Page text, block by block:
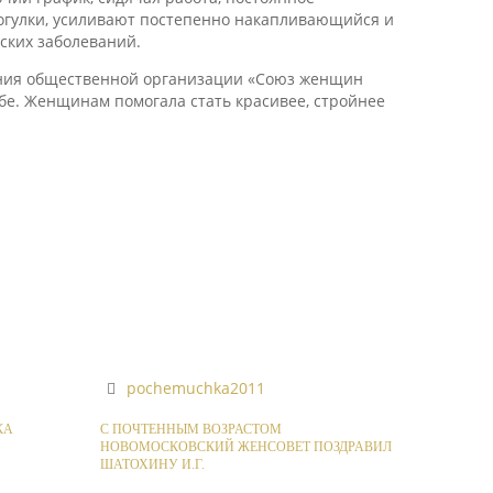
усиливают постепенно накапливающийся и
заболеваний.
общественной организации «Союз женщин
Женщинам помогала стать красивее, стройнее
pochemuchka2011
С ПОЧТЕННЫМ ВОЗРАСТОМ
НОВОМОСКОВСКИЙ ЖЕНСОВЕТ ПОЗДРАВИЛ
ШАТОХИНУ И.Г.